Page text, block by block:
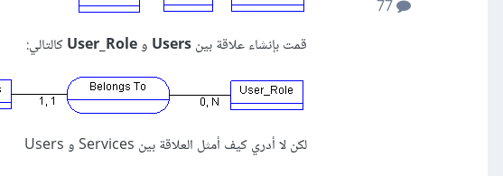
قمت بإنشاء علاقة بينUsers وUser_Roleكالتالي:
لكن لا أدري كيف أمثل العلاقة بين Services و Users